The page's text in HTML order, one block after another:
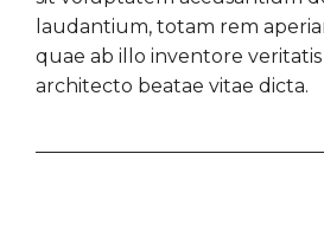
laudantium, totam rem
quae ab illo inventore
architecto beatae vitae dicta.